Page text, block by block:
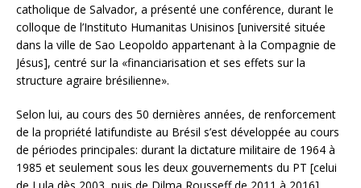
catholique de Salvador, a présenté une conférence, durant le
colloque de l’Instituto Humanitas Unisinos [université située
dans la ville de Sao Leopoldo appartenant à la Compagnie de
Jésus], centré sur la «financiarisation et ses effets sur la
structure agraire brésilienne».
Selon lui, au cours des 50 dernières années, de renforcement
de la propriété latifundiste au Brésil s’est développée au cours
de périodes principales: durant la dictature militaire de 1964 à
1985 et seulement sous les deux gouvernements du PT [celui
de Lula dès 2003, puis de Dilma Rousseff de 2011 à 2016].